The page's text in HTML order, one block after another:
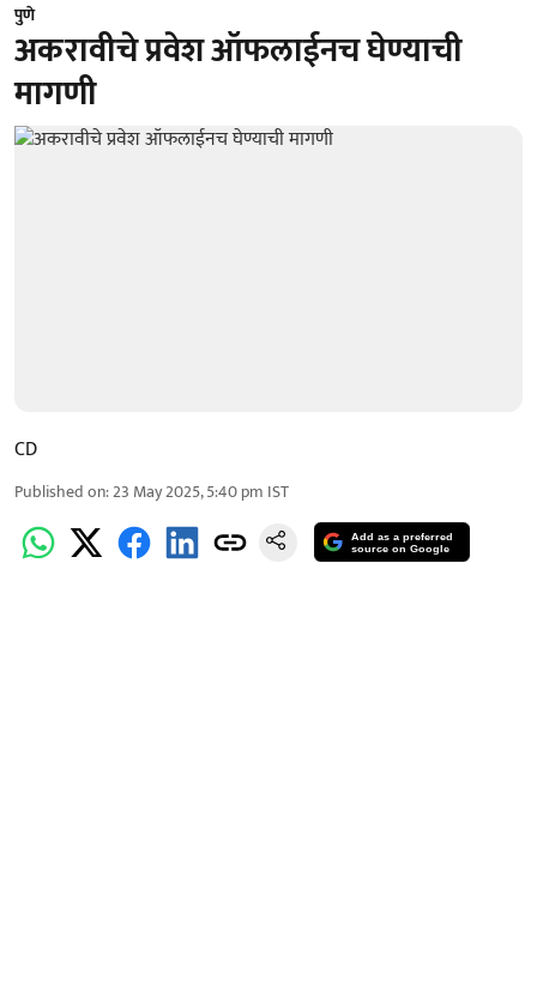
पुणे
अकरावीचे प्रवेश ऑफलाईनच घेण्याची
मागणी
CD
Published on:23 May 2025, 5:40 pm IST
Add as a preferred
source on Google